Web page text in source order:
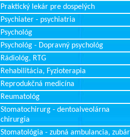
Praktický lekár pre dospelých
Psychiater - psychiatria
Psychológ
Psychológ - Dopravný psychológ
Rádiológ, RTG
Rehabilitácia, Fyzioterapia
Reprodukčná medicína
Reumatológ
Stomatochirurg - dentoalveolárna
chirurgia
Stomatológia - zubná ambulancia, zubár